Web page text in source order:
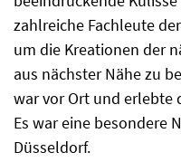
zahlreiche Fachleute
um die Kreationen der
aus nächster Nähe zu
war vor Ort und erlebte
Es war eine besondere
Düsseldorf.